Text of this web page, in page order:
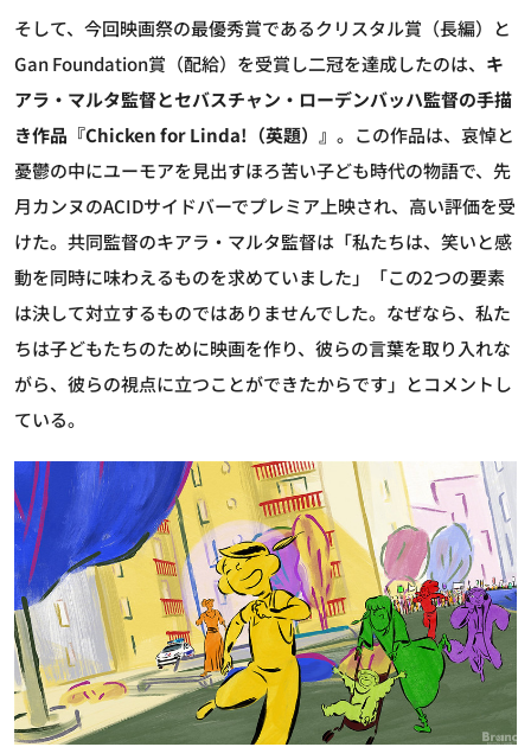
そして、今回映画祭の最優秀賞であるクリスタル賞（長編）と
Gan Foundation賞（配給）を受賞し二冠を達成したのは、 キ
アラ・マルタ監督とセバスチャン・ローデンバッハ監督の手描
き作品『Chicken for Linda!（英題）』 。この作品は、哀悼と
憂鬱の中にユーモアを見出すほろ苦い子ども時代の物語で、先
月カンヌのACIDサイドバーでプレミア上映され、高い評価を受
けた。共同監督のキアラ・マルタ監督は「私たちは、笑いと感
動を同時に味わえるものを求めていました」「この2つの要素
は決して対立するものではありませんでした。なぜなら、私た
ちは子どもたちのために映画を作り、彼らの言葉を取り入れな
がら、彼らの視点に立つことができたからです」とコメントし
ている。